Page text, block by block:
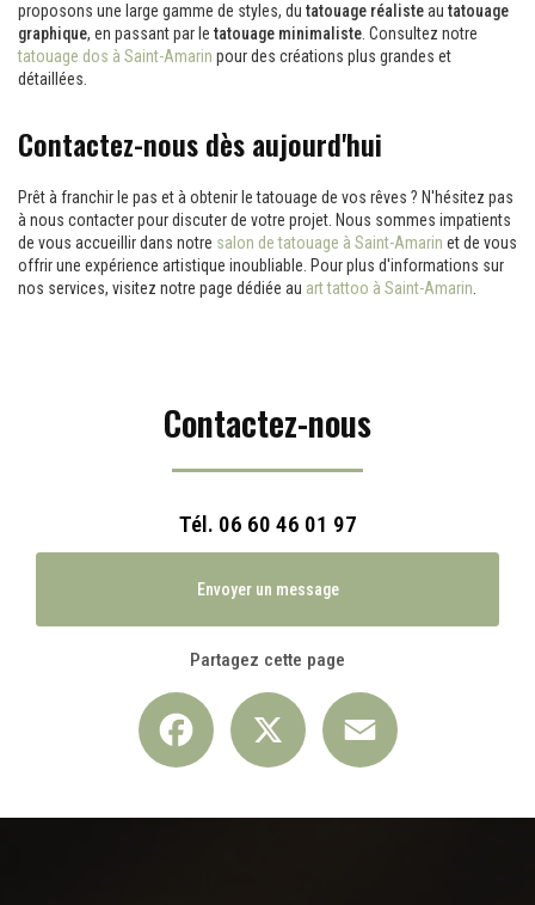
proposons une large gamme de styles, du tatouage réalisteau tatouage
graphique, en passant par le tatouage minimaliste . Consultez notre
tatouage dos à Saint-Amarin pour des créations plus grandes et
détaillées.
Contactez-nous dès aujourd'hui
Prêt à franchir le pas et à obtenir le tatouage de vos rêves ? N'hésitez pas
à nous contacter pour discuter de votre projet. Nous sommes impatients
de vous accueillir dans notre salon de tatouage à Saint-Amarin et de vous
offrir une expérience artistique inoubliable. Pour plus d'informations sur
nos services, visitez notre page dédiée au art tattoo à Saint-Amarin
Contactez-nous
Tél. 06 60 46 01 97
Envoyer un message
Partagez cette page
Facebook